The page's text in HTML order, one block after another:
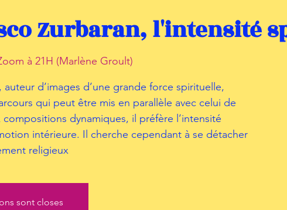
Zurbaran, l'intensité
à 21H (Marlène Groult)
auteur d’images d’une grande force spirituelle,
qui peut être mis en parallèle avec celui de
dynamiques, il préfère l’intensité
intérieure. Il cherche cependant à se détacher
religieux
sont closes